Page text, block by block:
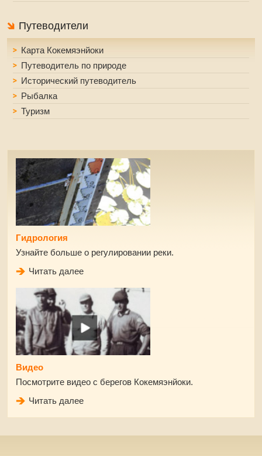
Путеводители
Карта Кокемяэнйоки
Путеводитель по природе
Исторический путеводитель
Рыбалка
Туризм
Гидрология
Узнайте больше о регулировании реки.
Читать далее
Видео
Посмотрите видео с берегов Кокемяэнйоки.
Читать далее